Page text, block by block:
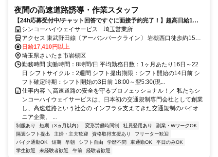
夜間の高速道路誘導・作業スタッフ
【24h応募受付中/チャット回答ですぐに面接予約完了！】超高日給1万
7410円!!200勤務まで勤務ごとに報奨金800円プラス支給！週2日休みの
ペースで働いても月収38万3020円も稼げる！手当も充実！週払いOK
シンコーハイウェイサービス 埼玉営業所
アクセス 東武野田線〔アーバンパークライン〕 岩槻西口徒歩約15
分、東武野田線〔アーバンパークライン〕 七里北口徒歩約40分、東
武野田線〔アーバンパークライン〕 東岩槻北口徒歩約43分 【車・バ
イク通勤OK（無料駐車場完備！）】＼面接時も車・バイクで来社
OK♪／
日給17,410円以上
埼玉県さいたま市岩槻区
勤務時間 実働時間：8時間/日 平均勤務日数：1ヶ月あたり16日～22
日 シフトサイクル：2週間 シフト提出期限：シフト開始の14日前 シ
フト確定時期：シフト開始の3日前 18:00～翌5:30(現...
仕事内容 ＼高速道路の安全を守るプロフェッショナル！／ 私たちシ
ンコーハイウェイサービスは、日本初の交通規制専門会社として創業
し、高速道路という社会の インフラを支えてきた交通規制のパイオ
ニア企業。 ...
制服あり 短期（3ヵ月以内） 変形労働時間制 社員登用あり
副業・WワークOK
隔週シフト提出
主婦・主夫歓迎 資格取得支援あり
フリーター歓迎
バイク通勤OK
短期 早朝 シフト自由 学歴不問 車通勤OK
平日のみOK
学生歓迎
未経験者歓迎 午前 経験者歓迎